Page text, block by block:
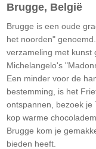
Brugge, België
Brugge is een oude
het noorden"
verzameling met kunst
Michelangelo's
Een minder voor de
bestemming, is het
ontspannen, bezoek je
kop warme
Brugge kom je
bieden heeft.